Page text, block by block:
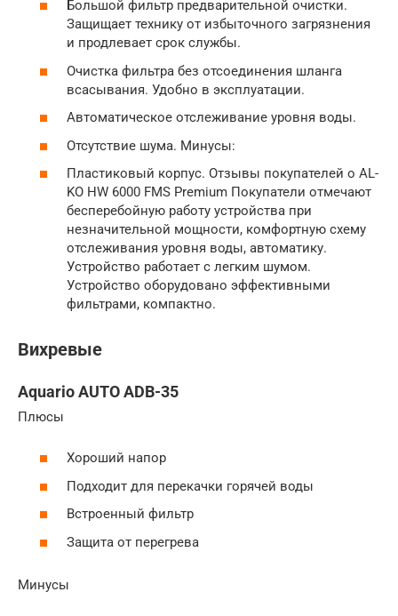
Большой фильтр предварительной очистки.
Защищает технику от избыточного загрязнения
и продлевает срок службы.
Очистка фильтра без отсоединения шланга
всасывания. Удобно в эксплуатации.
Автоматическое отслеживание уровня воды.
Отсутствие шума. Минусы:
Пластиковый корпус. Отзывы покупателей о AL-
KO HW 6000 FMS Premium Покупатели отмечают
бесперебойную работу устройства при
незначительной мощности, комфортную схему
отслеживания уровня воды, автоматику.
Устройство работает с легким шумом.
Устройство оборудовано эффективными
фильтрами, компактно.
Вихревые
Aquario AUTO ADB-35
Плюсы
Хороший напор
Подходит для перекачки горячей воды
Встроенный фильтр
Защита от перегрева
Минусы